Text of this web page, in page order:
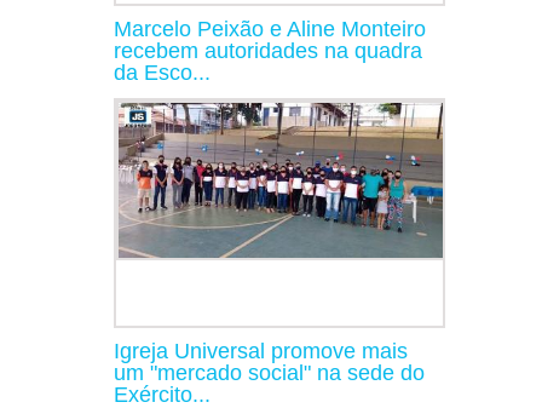
Marcelo Peixão e Aline Monteiro
recebem autoridades na quadra
da Esco...
Igreja Universal promove mais
um "mercado social" na sede do
Exército...